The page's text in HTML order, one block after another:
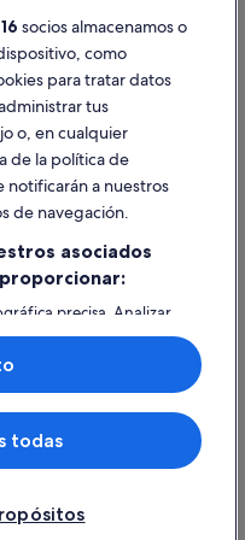
contenido
vacacional
Group. Todos los
de Expedia son marcas
de Expedia, Inc.
16 socios almacenamos o
como
para tratar datos
tus
o, en cualquier
de la política de
notificarán a nuestros
de navegación.
asociados
precisa. Analizar
dispositivo para su
en un dispositivo
personalizados,
investigación de
todas